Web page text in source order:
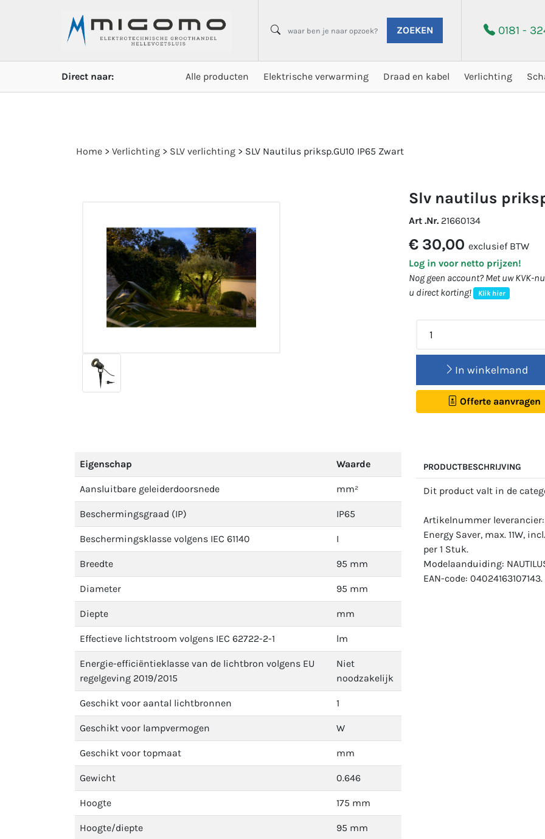
ZOEKEN 0181 -
Direct naar: Alle producten Elektrische verwarming Draad en kabel Verlichting
Home > Verlichting > SLV verlichting > SLV Nautilus priksp.GU10 IP65 Zwart
slv nautilus
Art .Nr. 21660134
€ 30,00 exclusief BTW
Log in voor netto prijzen!
Nog geen account? Met uw KVK-
u direct korting!
Klik hier
In winkelmand
Offerte aanvragen
Eigenschap Waarde
Aansluitbare geleiderdoorsnede mm²
Beschermingsgraad (IP) IP65
Beschermingsklasse volgens IEC 61140 I
Breedte 95 mm
Diameter 95 mm
Diepte mm
Effectieve lichtstroom volgens IEC 62722-2-1 lm
Energie-efficiëntieklasse van de lichtbron volgens EU
regelgeving 2019/2015
Niet
noodzakelijk
Geschikt voor aantal lichtbronnen 1
Geschikt voor lampvermogen W
Geschikt voor topmaat mm
Gewicht 0.646
Hoogte 175 mm
Hoogte/diepte 95 mm
PRODUCTBESCHRIJVING
Dit product valt in de
Artikelnummer leverancier:
Energy Saver, max. 11W,
per 1 Stuk.
Modelaanduiding:
EAN-code: 04024163107143.